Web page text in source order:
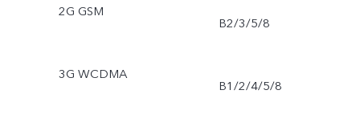
2G GSM
B2/3/5/8
3G WCDMA
B1/2/4/5/8